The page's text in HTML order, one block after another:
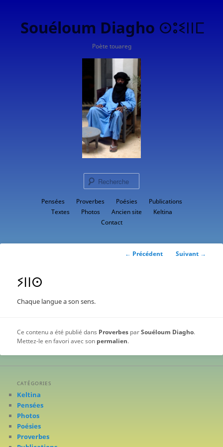
Souéloum Diagho ⵙⵓⵉⵏⵏⵎ
Poète touareg
Aller
au
contenu
Pensées Proverbes Poésies
Publications
Textes
Photos Ancien site
Keltina
Contact
Navigation
← Précédent Suivant →
ⵢⵏⵏⵙ
Chaque langue a son sens.
Ce contenu a été publié dans Proverbes parSouéloum Diagho.
Mettez-le en favori avec son permalien.
CATÉGORIES
Keltina
Pensées
Photos
Poésies
Proverbes